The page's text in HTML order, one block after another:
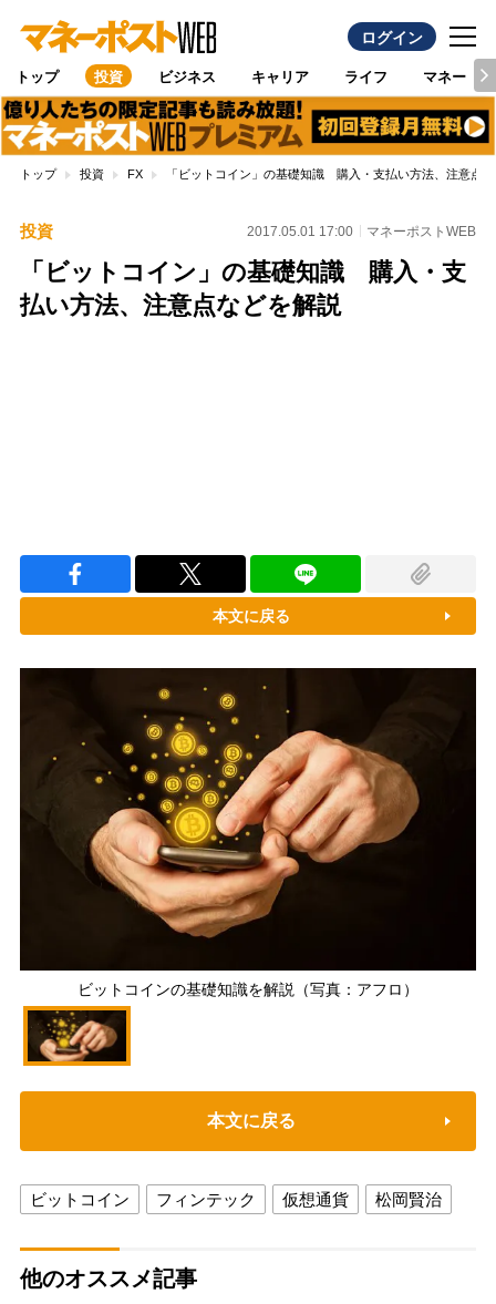
ログイン
トップ 投資 ビジネス キャリア ライフ マネー
トップ 投資 FX 「ビットコイン」の基礎知識 購入・支払い方法、注意点
投資 2017.05.01 17:00 マネーポストWEB
「ビットコイン」の基礎知識 購入・支
払い方法、注意点などを解説
本文に戻る
ビットコインの基礎知識を解説（写真：アフロ）
本文に戻る
ビットコイン フィンテック 仮想通貨 松岡賢治
他のオススメ記事